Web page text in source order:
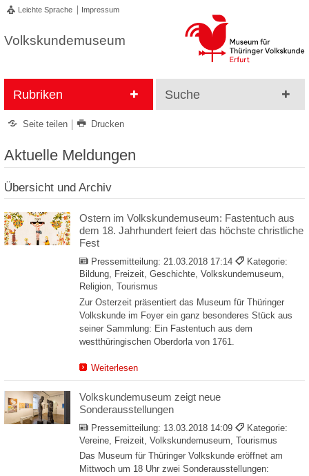
Leichte Sprache Impressum
Volkskundemuseum
Rubriken Suche
Seite teilen Drucken
Aktuelle Meldungen
Übersicht und Archiv
Ostern im Volkskundemuseum: Fastentuch aus
dem 18. Jahrhundert feiert das höchste christliche
Fest
Pressemitteilung: 21.03.2018 17:14
Kategorie:
Bildung, Freizeit, Geschichte, Volkskundemuseum,
Religion, Tourismus
Zur Osterzeit präsentiert das Museum für Thüringer
Volkskunde im Foyer ein ganz besonderes Stück aus
seiner Sammlung: Ein Fastentuch aus dem
westthüringischen Oberdorla von 1761.
Weiterlesen
Volkskundemuseum zeigt neue
Sonderausstellungen
Pressemitteilung: 13.03.2018 14:09
Kategorie:
Vereine, Freizeit, Volkskundemuseum, Tourismus
Das Museum für Thüringer Volkskunde eröffnet am
Mittwoch um 18 Uhr zwei Sonderausstellungen: